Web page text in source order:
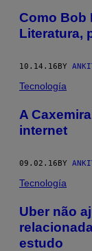
Como Bob
Literatura,
10.14.16BY
Tecnología
A
internet
09.02.16BY
Tecnología
​Uber não
estudo